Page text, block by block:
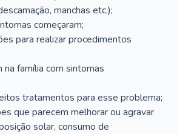
manchas etc.);
começaram;
para realizar procedimentos
na família com sintomas
tratamentos para esse problema;
que parecem melhorar ou agravar
solar, consumo de